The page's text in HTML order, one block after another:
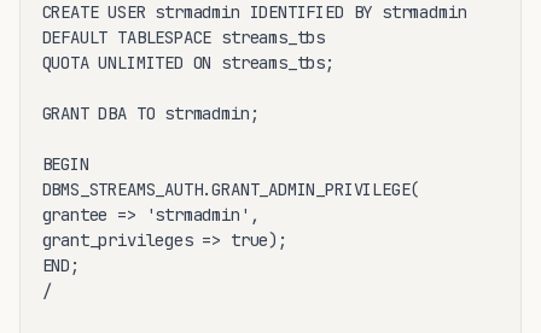
CREATE USER strmadmin IDENTIFIED BY strmadmin
DEFAULT TABLESPACE streams_tbs
QUOTA UNLIMITED ON streams_tbs;
GRANT DBA TO strmadmin;
BEGIN
DBMS_STREAMS_AUTH.GRANT_ADMIN_PRIVILEGE(
grantee => 'strmadmin',
grant_privileges => true);
END;
/